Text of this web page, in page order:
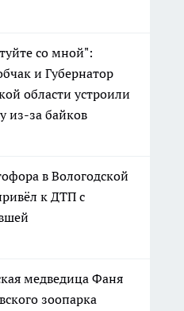
со мной":
и Губернатор
области устроили
из-за байков
в Вологодской
к ДТП с
медведица Фаня
зоопарка